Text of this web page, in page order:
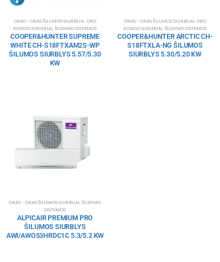
ORAS - ORAS ŠILUMOS SIURBLIAI,ORO
KONDICIONIERIAI,ŠILDYMO SISTEMOS
COOPER&HUNTER SUPREME
WHITE CH-S18FTXAM2S-WP
ŠILUMOS SIURBLYS 5.57/5.30
KW
ORAS - ORAS ŠILUMOS SIURBLIAI,ORO
KONDICIONIERIAI,ŠILDYMO SISTEMOS
COOPER&HUNTER ARCTIC CH-
S18FTXLA-NG ŠILUMOS
SIURBLYS 5.30/5.20 KW
ORAS - ORAS ŠILUMOS SIURBLIAI,ŠILDYMO
SISTEMOS
ALPICAIR PREMIUM PRO
ŠILUMOS SIURBLYS
AWI/AWO53HRDC1C 5.3/5.2 KW